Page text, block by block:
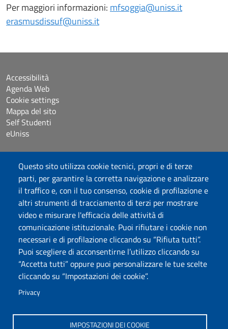
Questo sito utilizza cookie tecnici, propri e di terze
parti, per garantire la corretta navigazione e analizzare
il traffico e, con il tuo consenso, cookie di profilazione e
altri strumenti di tracciamento di terzi per mostrare
video e misurare l'efficacia delle attività di
comunicazione istituzionale. Puoi rifiutare i cookie non
necessari e di profilazione cliccando su “Rifiuta tutti”.
Puoi scegliere di acconsentirne l’utilizzo cliccando su
“Accetta tutti” oppure puoi personalizzare le tue scelte
cliccando su “Impostazioni dei cookie”.
Privacy
IMPOSTAZIONI DEI COOKIE
Per maggiori informazioni: mfsoggia@uniss.it
erasmusdissuf@uniss.it
Università degli Studi di Sassari
Dipartimento di Storia, Scienze dell’Uomo e
della Formazione
Via Maurizio Zanfarino 62, 07100 Sassari
www.uniss.it
Accessibilità
Agenda Web
Cookie settings
Mappa del sito
Self Studenti
eUniss
Bandi
Dichiarazione di accessibilità
Posta elettronica @uniss.it
Protocollo
Seguici su